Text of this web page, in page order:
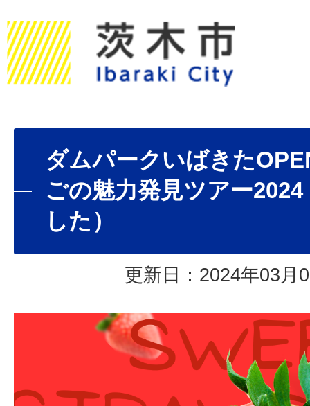
ダムパークいばきた
ごの魅力発見ツアー
した）
更新日：2024年03月